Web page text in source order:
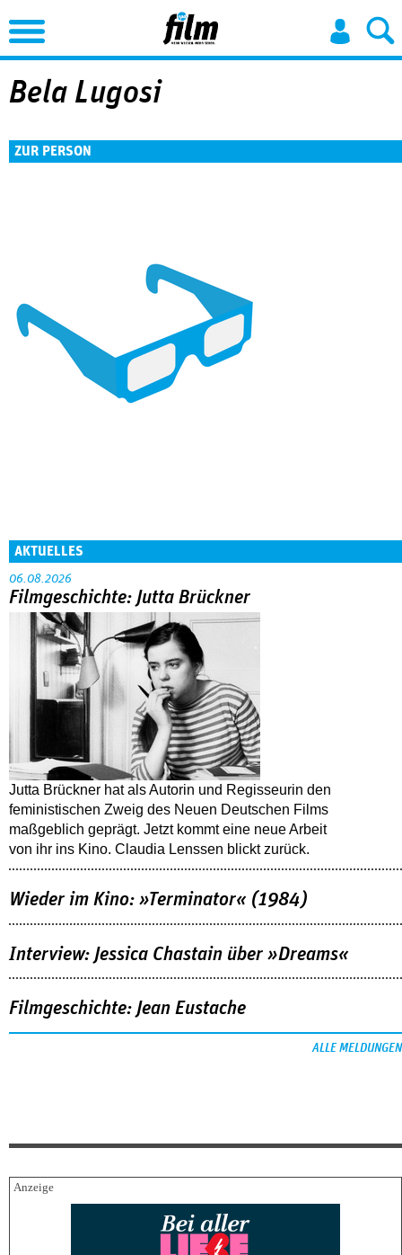
Jump to Navigation
Bela Lugosi
ZUR PERSON
AKTUELLES
06.08.2026
Filmgeschichte: Jutta Brückner
Jutta Brückner hat als Autorin und Regisseurin den
feministischen Zweig des Neuen Deutschen Films
maßgeblich geprägt. Jetzt kommt eine neue Arbeit
von ihr ins Kino. Claudia Lenssen blickt zurück.
Wieder im Kino: »Terminator« (1984)
Interview: Jessica Chastain über »Dreams«
Filmgeschichte: Jean Eustache
ALLE MELDUNGEN